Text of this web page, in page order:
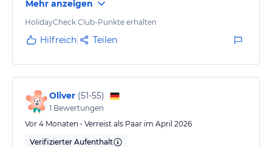
Mehr anzeigen
HolidayCheck Club-Punkte erhalten
Hilfreich Teilen
Oliver (51-55)
1 Bewertungen
Vor 4 Monaten • Verreist als Paar im April 2026
Verifizierter Aufenthalt